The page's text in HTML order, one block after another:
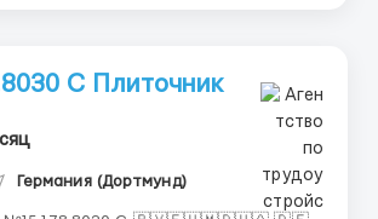
C Плиточник
Германия (Дортмунд)